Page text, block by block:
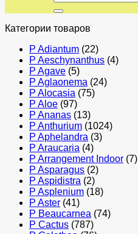
Категории товаров
P Adiantum (22)
P Aeschynanthus (4)
P Agave (5)
P Aglaonema (24)
P Alocasia (75)
P Aloe (97)
P Ananas (13)
P Anthurium (1024)
P Aphelandra (3)
P Araucaria (4)
P Arrangement Indoor (7)
P Asparagus (2)
P Aspidistra (2)
P Asplenium (18)
P Aster (41)
P Beaucarnea (74)
P Cactus (787)